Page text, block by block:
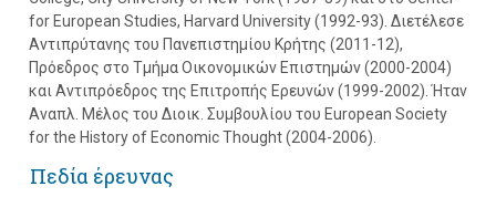
for European Studies, Harvard University (1992-93). Διετέλεσε
Αντιπρύτανης του Πανεπιστημίου Κρήτης (2011-12),
Πρόεδρος στο Τμήμα Οικονομικών Επιστημών (2000-2004)
και Αντιπρόεδρος της Επιτροπής Ερευνών (1999-2002). Ήταν
Aναπλ. Mέλος του Διοικ. Συμβουλίου του European Society
for the History of Economic Thought (2004-2006).
Πεδία έρευνας